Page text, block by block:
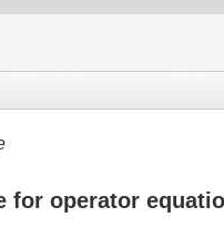
for operator